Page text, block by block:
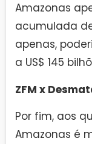
Amazonas
acumulada
apenas,
a US$ 145
ZFM x
Por fim, aos
Amazonas é